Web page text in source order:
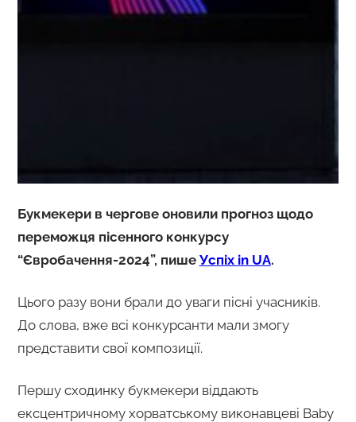
Букмекери в чергове оновили прогноз щодо
переможця пісенного конкурсу
“Євробачення-2024”, пише Успіх in UA.
Цього разу вони брали до уваги пісні учасників.
До слова, вже всі конкурсанти мали змогу
представити свої композиції.
Першу сходинку букмекери віддають
ексцентричному хорватському виконавцеві Baby